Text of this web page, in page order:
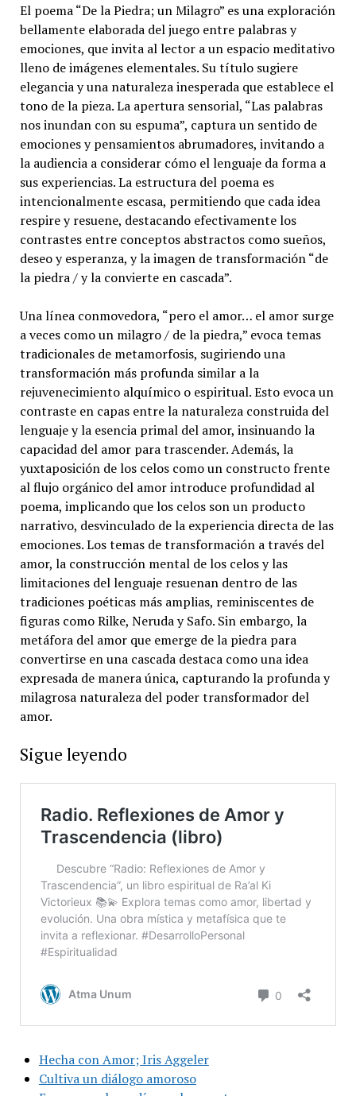
El poema “De la Piedra; un Milagro” es una exploración
bellamente elaborada del juego entre palabras y
emociones, que invita al lector a un espacio meditativo
lleno de imágenes elementales. Su título sugiere
elegancia y una naturaleza inesperada que establece el
tono de la pieza. La apertura sensorial, “Las palabras
nos inundan con su espuma”, captura un sentido de
emociones y pensamientos abrumadores, invitando a
la audiencia a considerar cómo el lenguaje da forma a
sus experiencias. La estructura del poema es
intencionalmente escasa, permitiendo que cada idea
respire y resuene, destacando efectivamente los
contrastes entre conceptos abstractos como sueños,
deseo y esperanza, y la imagen de transformación “de
la piedra / y la convierte en cascada”.
Una línea conmovedora, “pero el amor… el amor surge
a veces como un milagro / de la piedra,” evoca temas
tradicionales de metamorfosis, sugiriendo una
transformación más profunda similar a la
rejuvenecimiento alquímico o espiritual. Esto evoca un
contraste en capas entre la naturaleza construida del
lenguaje y la esencia primal del amor, insinuando la
capacidad del amor para trascender. Además, la
yuxtaposición de los celos como un constructo frente
al flujo orgánico del amor introduce profundidad al
poema, implicando que los celos son un producto
narrativo, desvinculado de la experiencia directa de las
emociones. Los temas de transformación a través del
amor, la construcción mental de los celos y las
limitaciones del lenguaje resuenan dentro de las
tradiciones poéticas más amplias, reminiscentes de
figuras como Rilke, Neruda y Safo. Sin embargo, la
metáfora del amor que emerge de la piedra para
convertirse en una cascada destaca como una idea
expresada de manera única, capturando la profunda y
milagrosa naturaleza del poder transformador del
amor.
Sigue leyendo
Hecha con Amor; Iris Aggeler
Cultiva un diálogo amoroso